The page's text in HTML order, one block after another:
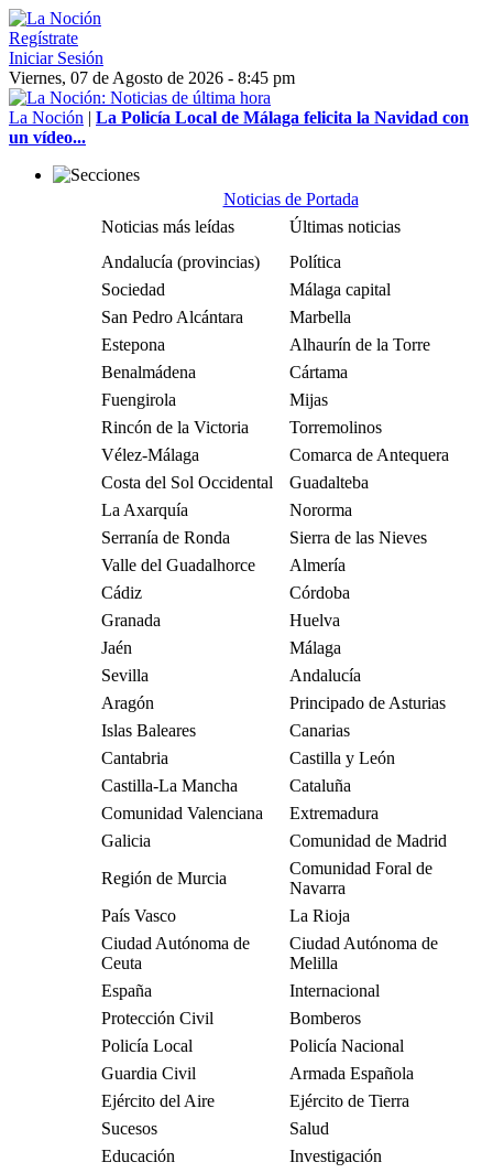
Regístrate
Iniciar Sesión
Viernes, 07 de Agosto de 2026 - 8:45 pm
La Noción | La Policía Local de Málaga felicita la Navidad con
un vídeo...
Noticias de Portada
Noticias más leídas
Últimas noticias
Andalucía (provincias)
Política
Sociedad
Málaga capital
San Pedro Alcántara
Marbella
Estepona
Alhaurín de la Torre
Benalmádena
Cártama
Fuengirola
Mijas
Rincón de la Victoria
Torremolinos
Vélez-Málaga
Comarca de Antequera
Costa del Sol Occidental
Guadalteba
La Axarquía
Nororma
Serranía de Ronda
Sierra de las Nieves
Valle del Guadalhorce
Almería
Cádiz
Córdoba
Granada
Huelva
Jaén
Málaga
Sevilla
Andalucía
Aragón
Principado de Asturias
Islas Baleares
Canarias
Cantabria
Castilla y León
Castilla-La Mancha
Cataluña
Comunidad Valenciana
Extremadura
Galicia
Comunidad de Madrid
Región de Murcia
Comunidad Foral de
Navarra
País Vasco
La Rioja
Ciudad Autónoma de
Ceuta
Ciudad Autónoma de
Melilla
España
Internacional
Protección Civil
Bomberos
Policía Local
Policía Nacional
Guardia Civil
Armada Española
Ejército del Aire
Ejército de Tierra
Sucesos
Salud
Educación
Investigación